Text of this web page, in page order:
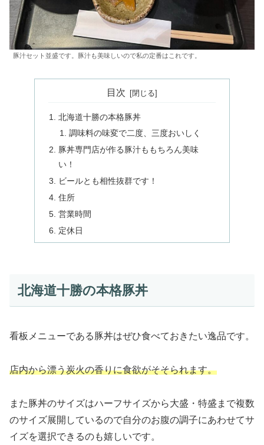
豚汁セット並盛です。豚汁も美味しいので私の定番はこれです。
目次
北海道十勝の本格豚丼
調味料の味変で二度、三度おいしく
豚丼専門店が作る豚汁ももちろん美味
い！
ビールとも相性抜群です！
住所
営業時間
定休日
北海道十勝の本格豚丼
看板メニューである豚丼はぜひ食べておきたい逸品です。
店内から漂う炭火の香りに食欲がそそられます。
また豚丼のサイズはハーフサイズから大盛・特盛まで複数
のサイズ展開しているので自分のお腹の調子にあわせてサ
イズを選択できるのも嬉しいです。